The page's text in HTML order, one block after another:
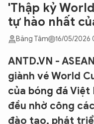
'Thập kỷ
tự hào nhất
Băng Tâm 16/05/2026
ANTD.VN -
giành vé World
của bóng đá Việt
đều nhờ công
đào tạo, phát